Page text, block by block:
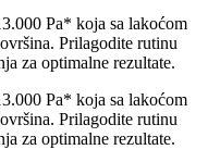
Pa* koja sa lakoćom
Prilagodite rutinu
za optimalne rezultate.
Pa* koja sa lakoćom
Prilagodite rutinu
za optimalne rezultate.